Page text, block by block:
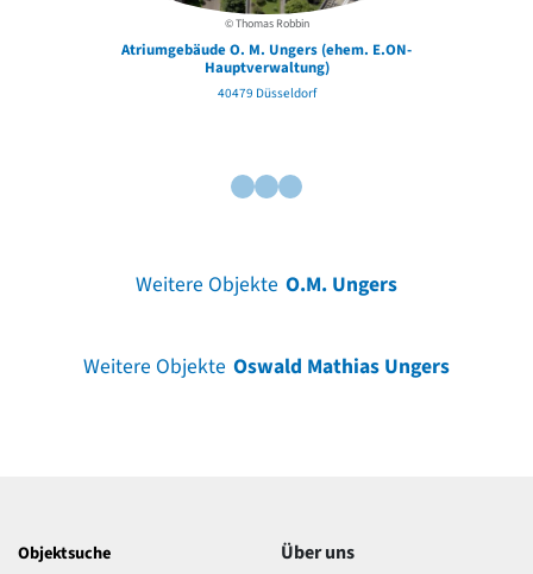
© Thomas Robbin
Atriumgebäude O. M. Ungers (ehem. E.ON-
Hauptverwaltung)
40479 Düsseldorf
Weitere Objekte O.M. Ungers
Weitere Objekte Oswald Mathias Ungers
Objektsuche Über uns